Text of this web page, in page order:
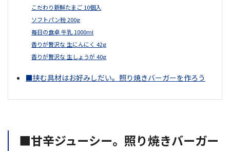
こだわり新鮮たまご 10個入
ソフトパン粉 200g
毎日の食卓 牛乳 1000ml
香りが贅沢な 生にんにく 42g
香りが贅沢な 生しょうが 40g
■挟む具材はお好みしだい。照り焼きバーガーを作ろう
■甘辛ジューシー。照り焼きバーガー